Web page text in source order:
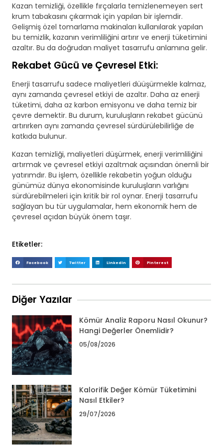
Diğer Yazılar
Kömür Analiz Raporu Nasıl Okunur?
Hangi Değerler Önemlidir?
05/08/2026
Kalorifik Değer Kömür Tüketimini
Nasıl Etkiler?
29/07/2026
Kazan temizliği, özellikle fırçalarla temizlenemeyen sert
krum tabakasını çıkarmak için yapılan bir işlemdir.
Gelişmiş özel tomarlama makinaları kullanılarak yapılan
bu temizlik, kazanın verimliliğini artırır ve enerji tüketimini
azaltır. Bu da doğrudan maliyet tasarrufu anlamına gelir.
Rekabet Gücü ve Çevresel Etki:
Enerji tasarrufu sadece maliyetleri düüşürmekle kalmaz,
aynı zamanda çevresel etkiyi de azaltır. Daha az enerji
tüketimi, daha az karbon emisyonu ve daha temiz bir
çevre demektir. Bu durum, kuruluşların rekabet gücünü
artırırken aynı zamanda çevresel sürdürülebilirliğe de
katkıda bulunur.
Kazan temizliği, maliyetleri düşürmek, enerji verimliliğini
artırmak ve çevresel etkiyi azaltmak açısından önemli bir
yatırımdır. Bu işlem, özellikle rekabetin yoğun olduğu
günümüz dünya ekonomisinde kuruluşların varlığını
sürdürebilmeleri için kritik bir rol oynar. Enerji tasarrufu
sağlayan bu tür uygulamalar, hem ekonomik hem de
çevresel açıdan büyük önem taşır.
Etiketler:
Facebook Twitter LinkedIn Pinterest